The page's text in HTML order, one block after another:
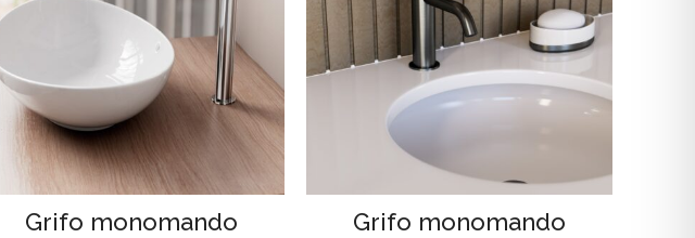
Grifo monomando
Grifo monomando